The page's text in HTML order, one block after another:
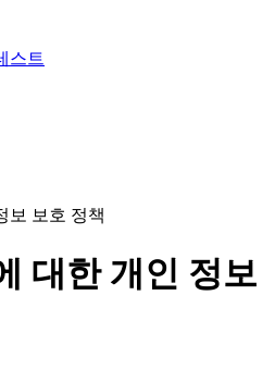
스트
보 보호 정책
대한 개인 정보